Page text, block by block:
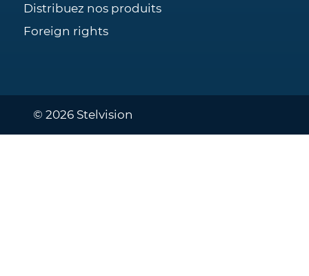
Distribuez nos produits
Foreign rights
© 2026 Stelvision